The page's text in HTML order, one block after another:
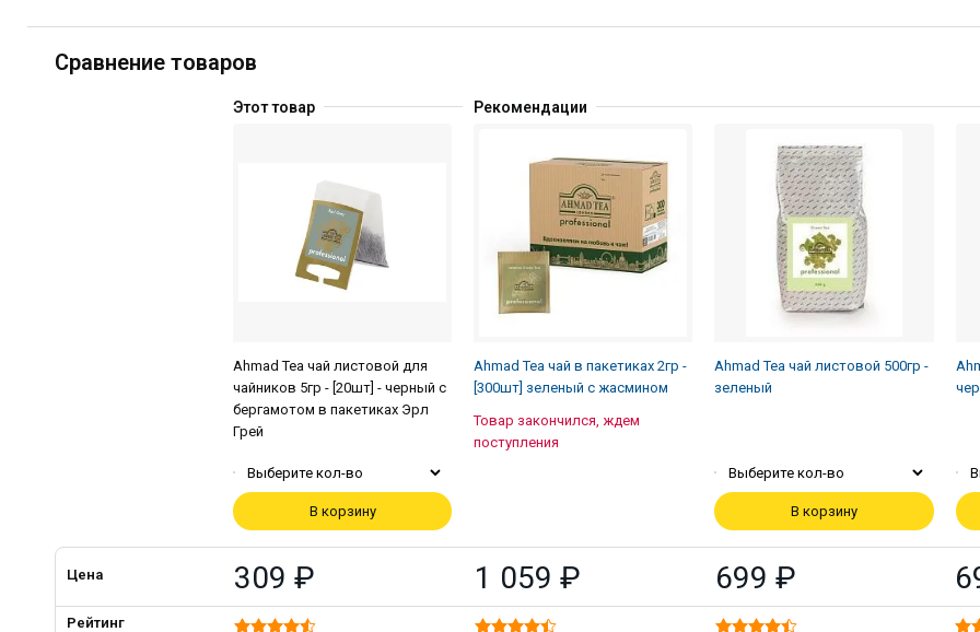
Сравнение товаров
Этот товар Рекомендации
Ahmad Tea чай листовой для
чайников 5гр - [20шт] - черный с
бергамотом в пакетиках Эрл
Грей
Выберите кол-во
В корзину
Ahmad Tea чaй в пакетиках 2гр -
[300шт] зеленый с жасмином
Товар закончился, ждем
поступления
Ahmad Tea чай листовой 500гр -
зеленый
Выберите кол-во
В корзину
Цена 309 ₽ 1 059 ₽ 699 ₽
Рейтинг